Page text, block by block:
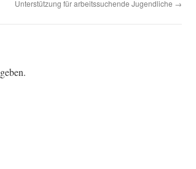
Unterstützung für arbeitssuchende Jugendliche →